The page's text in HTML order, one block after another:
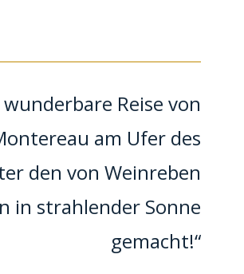
Reise von
am Ufer des
den von Weinreben
in strahlender Sonne
gemacht!“